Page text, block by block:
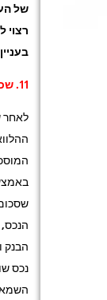
של
רצוי
11. שכר שמאי
לאחר
הבנק
נכס